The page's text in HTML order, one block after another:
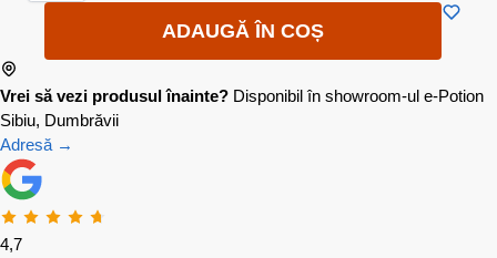
ADAUGĂ ÎN COȘ
Vrei să vezi produsul înainte? Disponibil în showroom-ul e-Potion
Sibiu, Dumbrăvii
Adresă →
4,7